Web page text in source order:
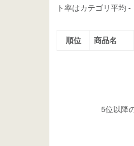
ト率はカテゴリ平均 -
順位 商品名
5位以降